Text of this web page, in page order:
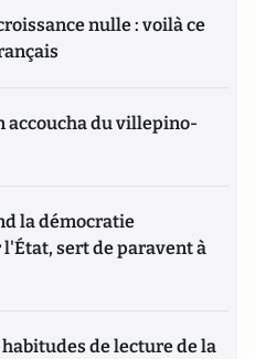
nulle : voilà ce
accoucha du villepino-
la démocratie
sert de paravent à
de lecture de la